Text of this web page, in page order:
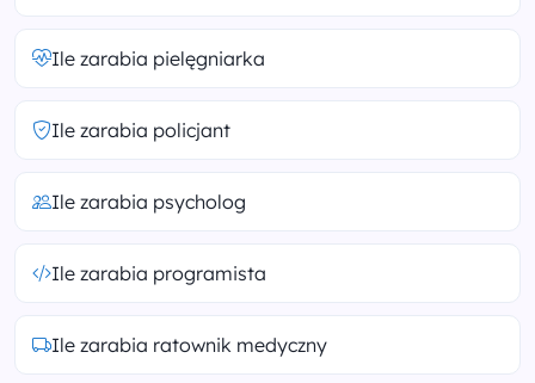
Ile zarabia pielęgniarka
Ile zarabia policjant
Ile zarabia psycholog
Ile zarabia programista
Ile zarabia ratownik medyczny